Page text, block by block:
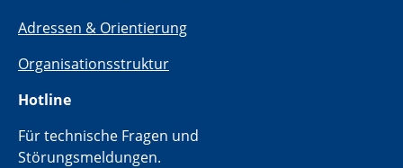
Adressen & Orientierung
Organisationsstruktur
Hotline
Für technische Fragen und
Störungsmeldungen.